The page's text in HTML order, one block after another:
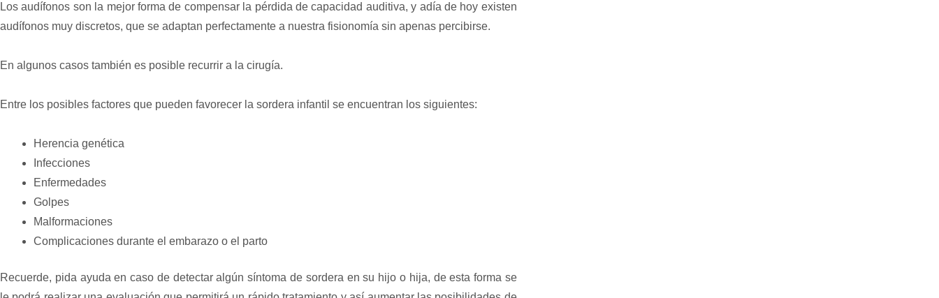
Los audífonos son la mejor forma de compensar la pérdida de capacidad auditiva, y adía de hoy existen
audífonos muy discretos, que se adaptan perfectamente a nuestra fisionomía sin apenas percibirse.
En algunos casos también es posible recurrir a la cirugía.
Entre los posibles factores que pueden favorecer la sordera infantil se encuentran los siguientes:
Herencia genética
Infecciones
Enfermedades
Golpes
Malformaciones
Complicaciones durante el embarazo o el parto
Recuerde, pida ayuda en caso de detectar algún síntoma de sordera en su hijo o hija, de esta forma se